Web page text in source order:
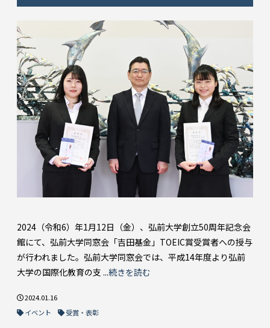
2024（令和6）年1月12日（金）、弘前大学創立50周年記念会
館にて、弘前大学同窓会「吉田基金」TOEIC賞受賞者への授与
が行われました。弘前大学同窓会では、平成14年度より弘前
大学の国際化教育の支 ...続きを読む
2024.01.16
イベント
受賞・表彰